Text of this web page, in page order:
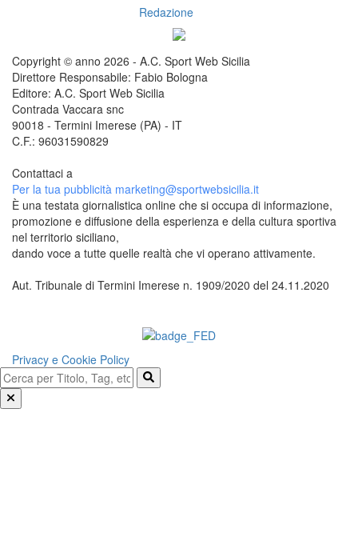
Redazione
Copyright © anno 2026 - A.C. Sport Web Sicilia
Direttore Responsabile: Fabio Bologna
Editore: A.C. Sport Web Sicilia
Contrada Vaccara snc
90018 - Termini Imerese (PA) - IT
C.F.: 96031590829
Contattaci a
Per la tua pubblicità marketing@sportwebsicilia.it
È una testata giornalistica online che si occupa di informazione,
promozione e diffusione della esperienza e della cultura sportiva
nel territorio siciliano,
dando voce a tutte quelle realtà che vi operano attivamente.
Aut. Tribunale di Termini Imerese n. 1909/2020 del 24.11.2020
Privacy e Cookie Policy